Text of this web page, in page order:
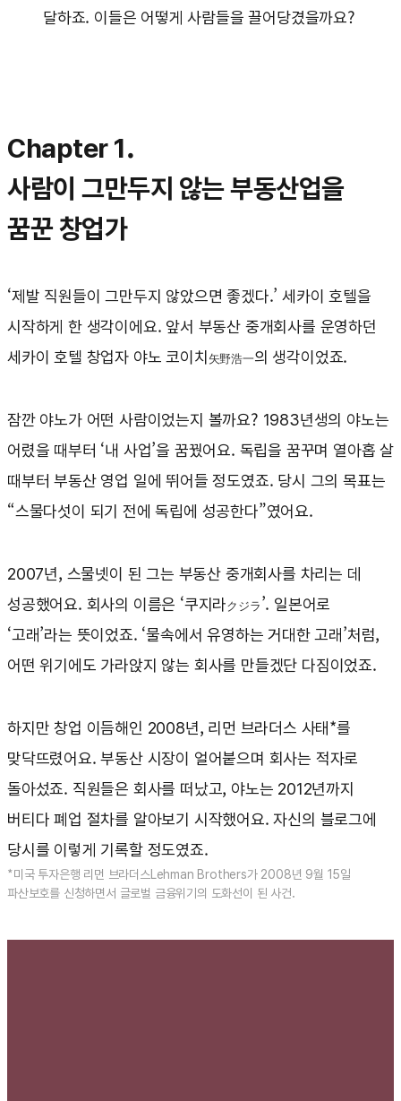
달하죠. 이들은 어떻게 사람들을 끌어당겼을까요?
Chapter 1.
사람이 그만두지 않는 부동산업을
꿈꾼 창업가
‘제발 직원들이 그만두지 않았으면 좋겠다.’ 세카이 호텔을
시작하게 한 생각이에요. 앞서 부동산 중개회사를 운영하던
세카이 호텔 창업자 야노 코이치 矢野浩一의 생각이었죠.
잠깐 야노가 어떤 사람이었는지 볼까요? 1983년생의 야노는
어렸을 때부터 ‘내 사업’을 꿈꿨어요. 독립을 꿈꾸며 열아홉 살
때부터 부동산 영업 일에 뛰어들 정도였죠. 당시 그의 목표는
“스물다섯이 되기 전에 독립에 성공한다”였어요.
2007년, 스물넷이 된 그는 부동산 중개회사를 차리는 데
성공했어요. 회사의 이름은 ‘쿠지라クジラ ’. 일본어로
‘고래’라는 뜻이었죠. ‘물속에서 유영하는 거대한 고래’처럼,
어떤 위기에도 가라앉지 않는 회사를 만들겠단 다짐이었죠.
하지만 창업 이듬해인 2008년, 리먼 브라더스 사태*를
맞닥뜨렸어요. 부동산 시장이 얼어붙으며 회사는 적자로
돌아섰죠. 직원들은 회사를 떠났고, 야노는 2012년까지
버티다 폐업 절차를 알아보기 시작했어요. 자신의 블로그에
당시를 이렇게 기록할 정도였죠.
*미국 투자은행 리먼 브라더스Lehman Brothers가 2008년 9월 15일
파산보호를 신청하면서 글로벌 금융위기의 도화선이 된 사건.